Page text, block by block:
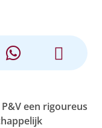
een rigoureus